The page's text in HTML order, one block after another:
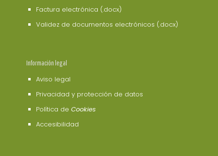
Factura electrónica (.docx)
Validez de documentos electrónicos (.docx)
Información legal
Aviso legal
Privacidad y protección de datos
Política de Cookies
Accesibilidad